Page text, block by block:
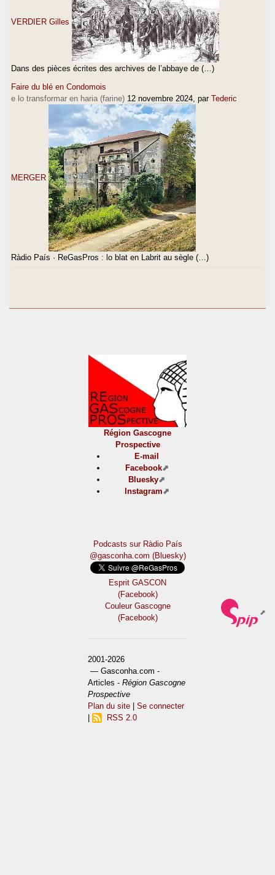
VERDIER Gilles
Dans des pièces écrites des archives de l’abbaye de (…)
Faire du blé en Condomois
e lo transformar en haria (farine) 12 novembre 2024 , par Tederic
MERGER
Ràdio País · ReGasPros : lo blat en Labrit au sègle (…)
Région Gascogne
Prospective
E-mail
Facebook
Bluesky
Instagram
Podcasts sur Ràdio País
@gasconha.com (Bluesky)
Esprit GASCON
(Facebook)
Couleur Gascogne
(Facebook)
2001-2026
— Gasconha.com -
Articles -Région Gascogne
Prospective
Plan du site |Se connecter
RSS 2.0